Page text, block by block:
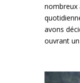
nombreux
avons
ouvrant